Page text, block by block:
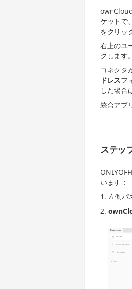
ケットで
をクリッ
右上のユ
クします。
コネクタ
ドレスフ
した場合
統合アプ
ステッ
います：
左側パ